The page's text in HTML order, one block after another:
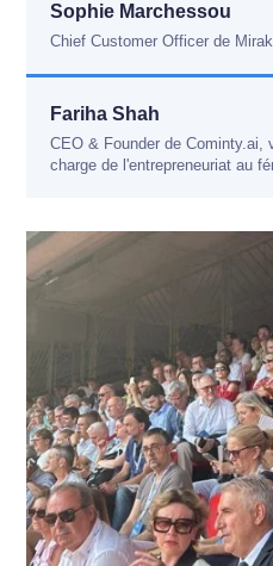
Sophie Marchessou
Chief Customer Officer de Mirakl
Fariha Shah
CEO & Founder de Cominty.ai,
charge de l'entrepreneuriat au